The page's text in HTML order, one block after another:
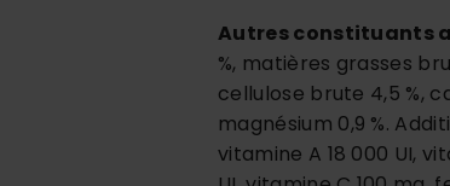
Autres constituants
%, matières grasses
cellulose brute 4,5 %,
magnésium 0,9 %.
vitamine A 18 000 UI,